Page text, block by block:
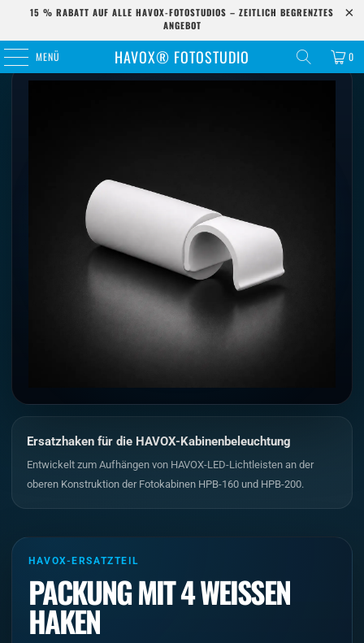
15 % RABATT AUF ALLE HAVOX-FOTOSTUDIOS – ZEITLICH BEGRENZTES
ANGEBOT
MENÜ HAVOX® FOTOSTUDIO 0
4er-Pack weiße Haken
Ersatzhaken für die HAVOX-Kabinenbeleuchtung
Entwickelt zum Aufhängen von HAVOX-LED-Lichtleisten an der
oberen Konstruktion der Fotokabinen HPB-160 und HPB-200.
HAVOX-ERSATZTEIL
PACKUNG MIT 4 WEISSEN H
AKEN